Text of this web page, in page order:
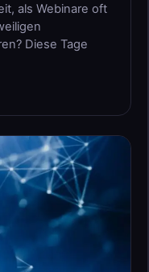
als Webinare oft
Diese Tage